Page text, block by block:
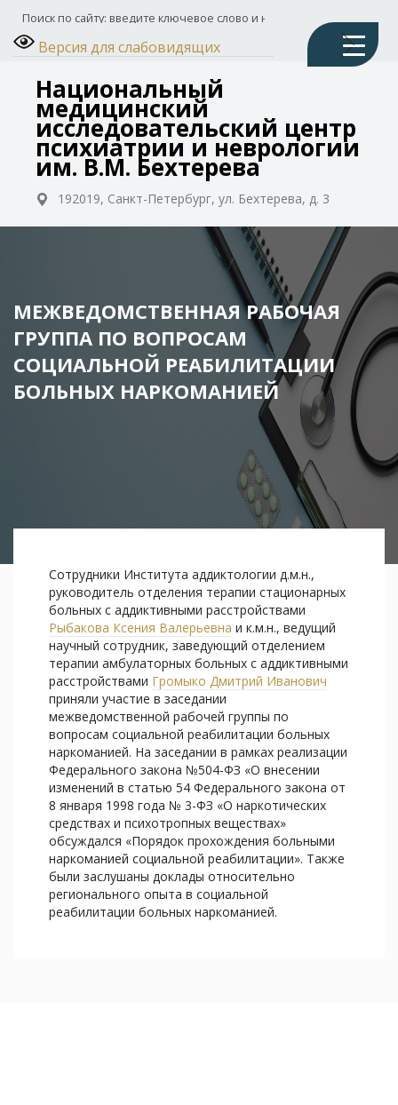
Версия для слабовидящих
Национальный
медицинский
исследовательский центр
психиатрии и неврологии
им. В.М. Бехтерева
192019, Санкт-Петербург, ул. Бехтерева, д. 3
МЕЖВЕДОМСТВЕННАЯ РАБОЧАЯ
ГРУППА ПО ВОПРОСАМ
СОЦИАЛЬНОЙ РЕАБИЛИТАЦИИ
БОЛЬНЫХ НАРКОМАНИЕЙ
Сотрудники Института аддиктологии д.м.н.,
руководитель отделения терапии стационарных
больных с аддиктивными расстройствами
Рыбакова Ксения Валерьевна и к.м.н., ведущий
научный сотрудник, заведующий отделением
терапии амбулаторных больных с аддиктивными
расстройствами Громыко Дмитрий Иванович
приняли участие в заседании
межведомственной рабочей группы по
вопросам социальной реабилитации больных
наркоманией. На заседании в рамках реализации
Федерального закона №504-ФЗ «О внесении
изменений в статью 54 Федерального закона от
8 января 1998 года № 3-ФЗ «О наркотических
средствах и психотропных веществах»
обсуждался «Порядок прохождения больными
наркоманией социальной реабилитации». Также
были заслушаны доклады относительно
регионального опыта в социальной
реабилитации больных наркоманией.